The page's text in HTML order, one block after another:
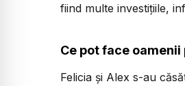
fiind multe investițiile,
Ce pot face
Felicia și Alex s-au